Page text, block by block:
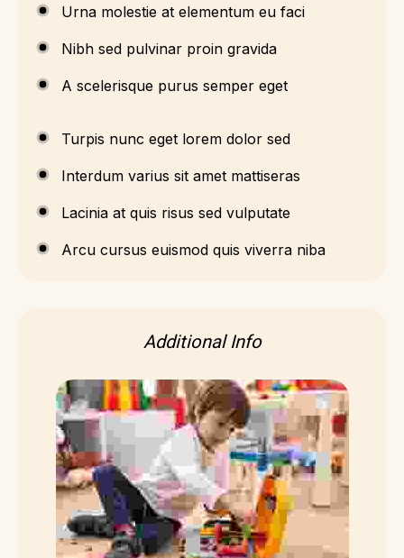
Urna molestie at elementum eu faci
Nibh sed pulvinar proin gravida
A scelerisque purus semper eget
Turpis nunc eget lorem dolor sed
Interdum varius sit amet mattiseras
Lacinia at quis risus sed vulputate
Arcu cursus euismod quis viverra niba
Additional Info